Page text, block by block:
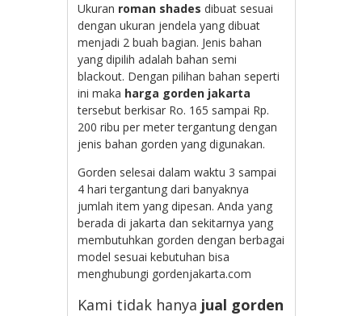
Ukuran roman shades dibuat sesuai
dengan ukuran jendela yang dibuat
menjadi 2 buah bagian. Jenis bahan
yang dipilih adalah bahan semi
blackout. Dengan pilihan bahan seperti
ini maka harga gorden jakarta
tersebut berkisar Ro. 165 sampai Rp.
200 ribu per meter tergantung dengan
jenis bahan gorden yang digunakan.
Gorden selesai dalam waktu 3 sampai
4 hari tergantung dari banyaknya
jumlah item yang dipesan. Anda yang
berada di jakarta dan sekitarnya yang
membutuhkan gorden dengan berbagai
model sesuai kebutuhan bisa
menghubungi gordenjakarta.com
Kami tidak hanya jual gorden